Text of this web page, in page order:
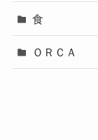
食
ＯＲＣＡ